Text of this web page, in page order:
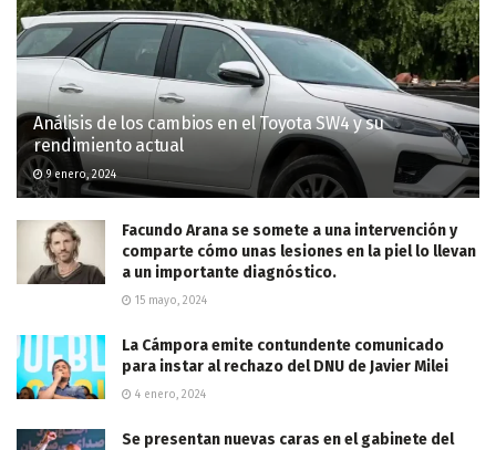
Análisis de los cambios en el Toyota SW4 y su
rendimiento actual
9 enero, 2024
Facundo Arana se somete a una intervención y
comparte cómo unas lesiones en la piel lo llevan
a un importante diagnóstico.
15 mayo, 2024
La Cámpora emite contundente comunicado
para instar al rechazo del DNU de Javier Milei
4 enero, 2024
Se presentan nuevas caras en el gabinete del